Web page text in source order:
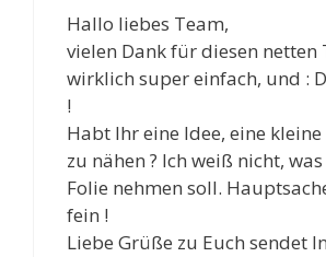
Hallo liebes Team,
vielen Dank für diesen netten
wirklich super einfach, und :
!
Habt Ihr eine Idee, eine
zu nähen ? Ich weiß nicht,
Folie nehmen soll.
fein !
Liebe Grüße zu Euch sendet